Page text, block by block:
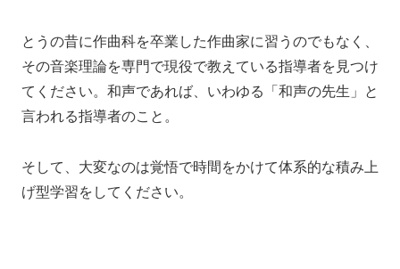
とうの昔に作曲科を卒業した作曲家に習うのでもなく、
その音楽理論を専門で現役で教えている指導者を見つけ
てください。 和声であれば、 いわゆる「和声の先生」と
言われる指導者のこと。
そして、大変なのは覚悟で時間をかけて体系的な積み上
げ型学習をしてください。